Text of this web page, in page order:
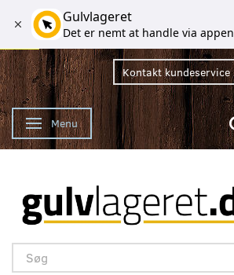
Kontakt kundeservice
Skifte navigation
Menu
Gulvlageret
Det er nemt at handle via appen